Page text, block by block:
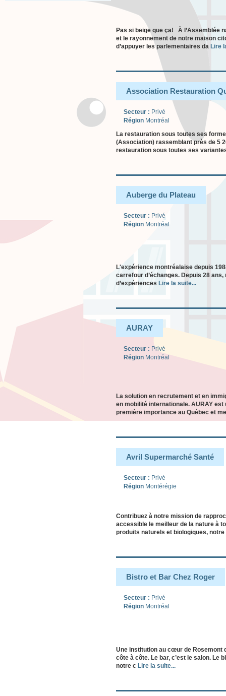
Pas si beige que ça! À l’Assemblée
et le rayonnement de notre maison
d’appuyer les parlementaires da Lire
Association Restauration
Secteur : Privé
Région Montréal
La restauration sous toutes ses
(Association) rassemblant près de 5
restauration sous toutes ses
Auberge du Plateau
Secteur : Privé
Région Montréal
L'expérience montréalaise depuis
carrefour d’échanges. Depuis 28
d’expériences Lire la suite...
AURAY
Secteur : Privé
Région Montréal
La solution en recrutement et en
en mobilité internationale. AURAY
première importance au Québec et
Avril Supermarché Santé
Secteur : Privé
Région Montérégie
Contribuez à notre mission de
accessible le meilleur de la nature à
produits naturels et biologiques,
Bistro et Bar Chez Roger
Secteur : Privé
Région Montréal
Une institution au cœur de Rosemont
côte à côte. Le bar, c’est le salon.
notre c Lire la suite...